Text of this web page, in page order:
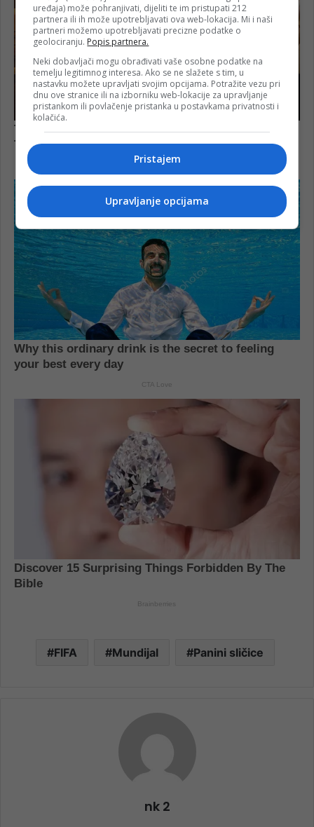
FIFA Mundijal Panini sličice
nk 2
uređaja) može pohranjivati, dijeliti te im pristupati 212
partnera ili ih može upotrebljavati ova web-lokacija. Mi i naši
partneri možemo upotrebljavati precizne podatke o
geolociranju. Popis partnera.
Neki dobavljači mogu obrađivati vaše osobne podatke na
temelju legitimnog interesa. Ako se ne slažete s tim, u
nastavku možete upravljati svojim opcijama. Potražite vezu pri
dnu ove stranice ili na izborniku web-lokacije za upravljanje
pristankom ili povlačenje pristanka u postavkama privatnosti i
kolačića.
Pristajem
Upravljanje opcijama